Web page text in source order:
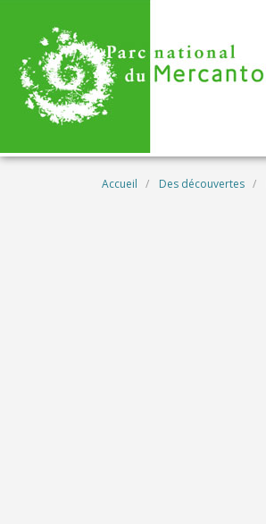
Fil d'Ariane
Accueil Des découvertes